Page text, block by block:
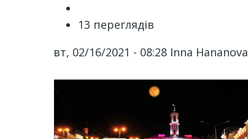
13 переглядів
вт, 02/16/2021 - 08:28 Inna Hananova